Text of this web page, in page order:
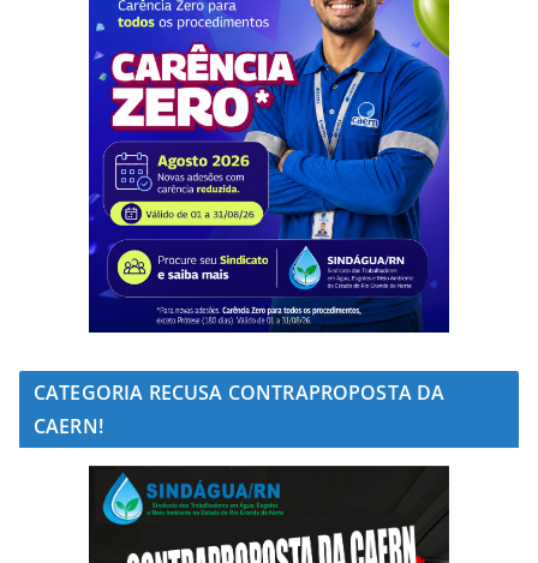
CATEGORIA RECUSA CONTRAPROPOSTA DA
CAERN!